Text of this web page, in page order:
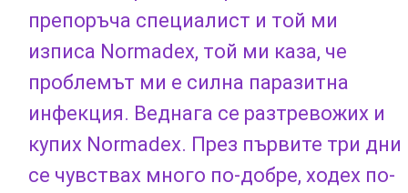
препоръча специалист и той ми
изписа Normadex, той ми каза, че
проблемът ми е силна паразитна
инфекция. Веднага се разтревожих и
купих Normadex. През първите три дни
се чувствах много по-добре, ходех по-